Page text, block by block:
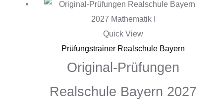
Quick View
Prüfungstrainer Realschule Bayern
Original-Prüfungen
Realschule Bayern 2027